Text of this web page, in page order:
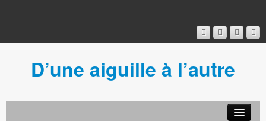
D’une aiguille à l’autre